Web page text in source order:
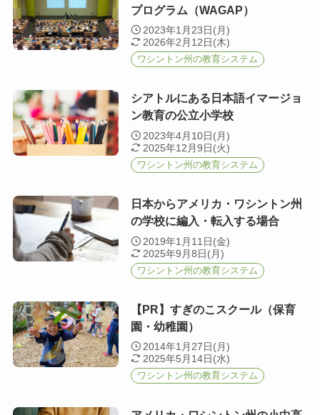
プログラム（WAGAP）
2023年1月23日(月)
2026年2月12日(木)
ワシントン州の教育システム
シアトルにある日本語イマージョ
ン教育の公立小学校
2023年4月10日(月)
2025年12月9日(火)
ワシントン州の教育システム
日本からアメリカ・ワシントン州
の学校に編入・転入する場合
2019年1月11日(金)
2025年9月8日(月)
ワシントン州の教育システム
【PR】すぎのこスクール（保育
園・幼稚園）
2014年1月27日(月)
2025年5月14日(水)
ワシントン州の教育システム